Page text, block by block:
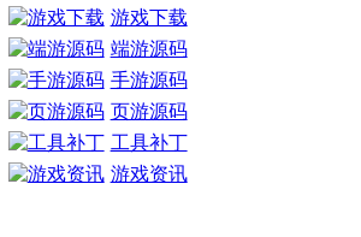
游戏下载
端游源码
手游源码
页游源码
工具补丁
游戏资讯